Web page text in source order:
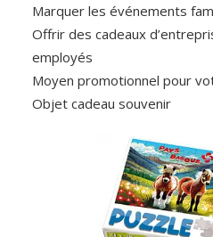
Marquer les événements
Offrir des cadeaux
employés
Moyen promotionnel pour
Objet cadeau souvenir